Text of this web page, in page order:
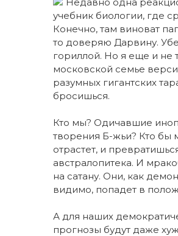
учебник биологии, где
Конечно, там виноват
то доверяю Дарвину.
гориллой. Но я еще и не
московской семье
разумных гигантских
бросишься.
Кто мы? Одичавшие
творения Б-жьи? Кто бы
отрастет, и
австралопитека. И
на сатану. Они, как
видимо, попадет в
А для наших
прогнозы будут даже